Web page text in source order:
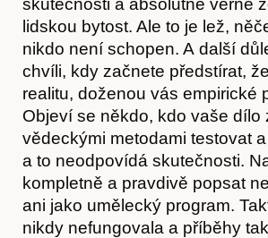
lidskou bytost. Ale to je lež,
nikdo není schopen. A další
chvíli, kdy začnete předstírat,
realitu, doženou vás empirické
Objeví se někdo, kdo vaše dílo
vědeckými metodami testovat
a to neodpovídá skutečnosti.
kompletně a pravdivě popsat
ani jako umělecký program.
nikdy nefungovala a příběhy